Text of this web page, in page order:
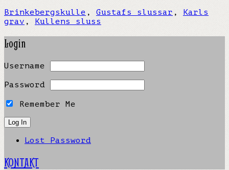
Brinkebergskulle , Gustafs slussar , Karls
grav , Kullens sluss
Login
Username
Password
Remember Me
Lost Password
KONTAKT